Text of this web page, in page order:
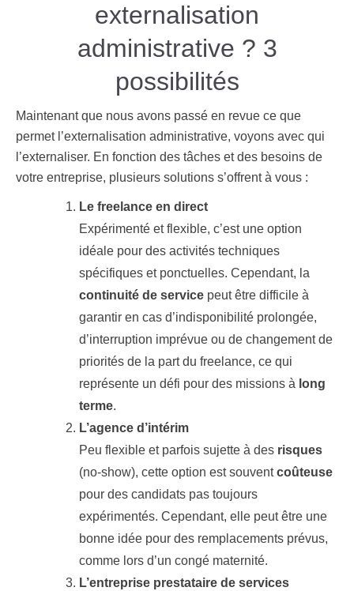
externalisation
administrative ? 3
possibilités
Maintenant que nous avons passé en revue ce que
permet l’externalisation administrative, voyons avec qui
l’externaliser. En fonction des tâches et des besoins de
votre entreprise, plusieurs solutions s’offrent à vous :
Le freelance en direct
Expérimenté et flexible, c’est une option
idéale pour des activités techniques
spécifiques et ponctuelles. Cependant, la
continuité de service peut être difficile à
garantir en cas d’indisponibilité prolongée,
d’interruption imprévue ou de changement de
priorités de la part du freelance, ce qui
représente un défi pour des missions à long
terme.
L’agence d’intérim
Peu flexible et parfois sujette à des risques
(no-show), cette option est souventcoûteuse
pour des candidats pas toujours
expérimentés. Cependant, elle peut être une
bonne idée pour des remplacements prévus,
comme lors d’un congé maternité.
L’entreprise prestataire de services